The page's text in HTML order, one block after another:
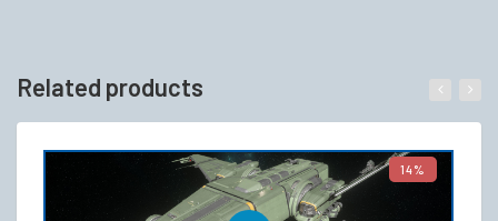
Related products
14%